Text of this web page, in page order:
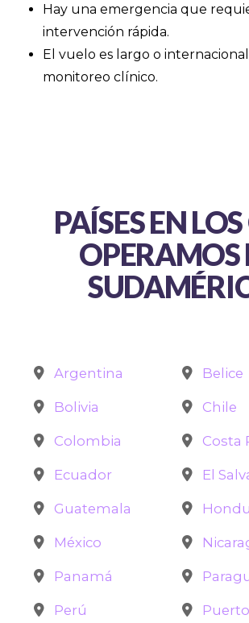
Hay una emergencia que
intervención rápida.
El vuelo es largo o
monitoreo clínico.
PAÍSES EN
OPERAMOS
Argentina Belice
Bolivia Chile
Colombia Costa
Ecuador El
Guatemala
México
Panamá
Perú